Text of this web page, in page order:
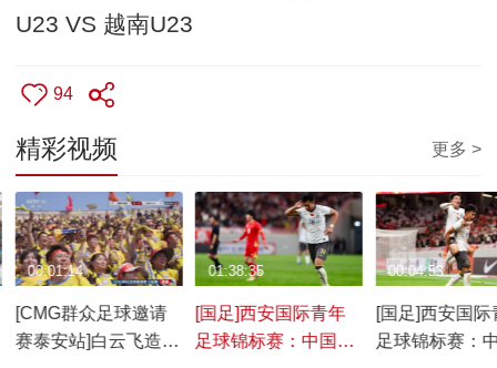
U23 VS 越南U23
94
精彩视频 更多 >
[CMG群众足球邀请
赛泰安站]白云飞造点
00:01:14
[国足]西安国际青年
足球锦标赛：中国
01:38:35
[国足]西安国际
足球锦标赛：
00:04:53